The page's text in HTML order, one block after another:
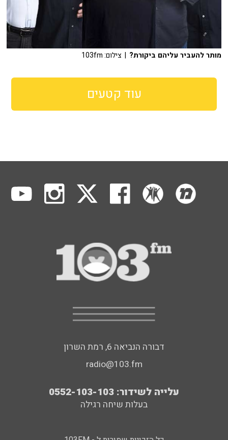
מותר להעביר עליהם ביקורת? | צילום: 103fm
עוד קטעים
דבורה הנביאה 6, רמת השרון
radio@103.fm
עלייה לשידור: 0552-103-103
בעלות שיחה רגילה